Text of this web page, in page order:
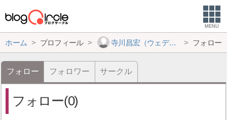
MENU
ホーム プロフィール 寺川昌宏（ウェディングカメラマン寺川昌宏） フォロー
フォロー フォロワー サークル
フォロー(0)